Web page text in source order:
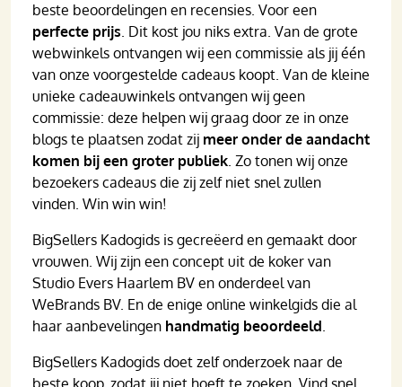
beste beoordelingen en recensies. Voor een
perfecte prijs . Dit kost jou niks extra. Van de grote
webwinkels ontvangen wij een commissie als jij één
van onze voorgestelde cadeaus koopt. Van de kleine
unieke cadeauwinkels ontvangen wij geen
commissie: deze helpen wij graag door ze in onze
blogs te plaatsen zodat zij meer onder de aandacht
komen bij een groter publiek . Zo tonen wij onze
bezoekers cadeaus die zij zelf niet snel zullen
vinden. Win win win!
BigSellers Kadogids is gecreëerd en gemaakt door
vrouwen. Wij zijn een concept uit de koker van
Studio Evers Haarlem BV en onderdeel van
WeBrands BV. En de enige online winkelgids die al
haar aanbevelingen handmatig beoordeeld
BigSellers Kadogids doet zelf onderzoek naar de
beste koop, zodat jij niet hoeft te zoeken. Vind snel